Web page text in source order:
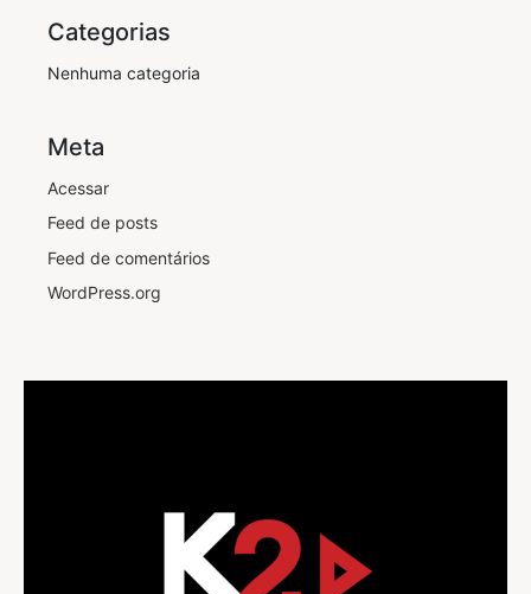
Categorias
Nenhuma categoria
Meta
Acessar
Feed de posts
Feed de comentários
WordPress.org